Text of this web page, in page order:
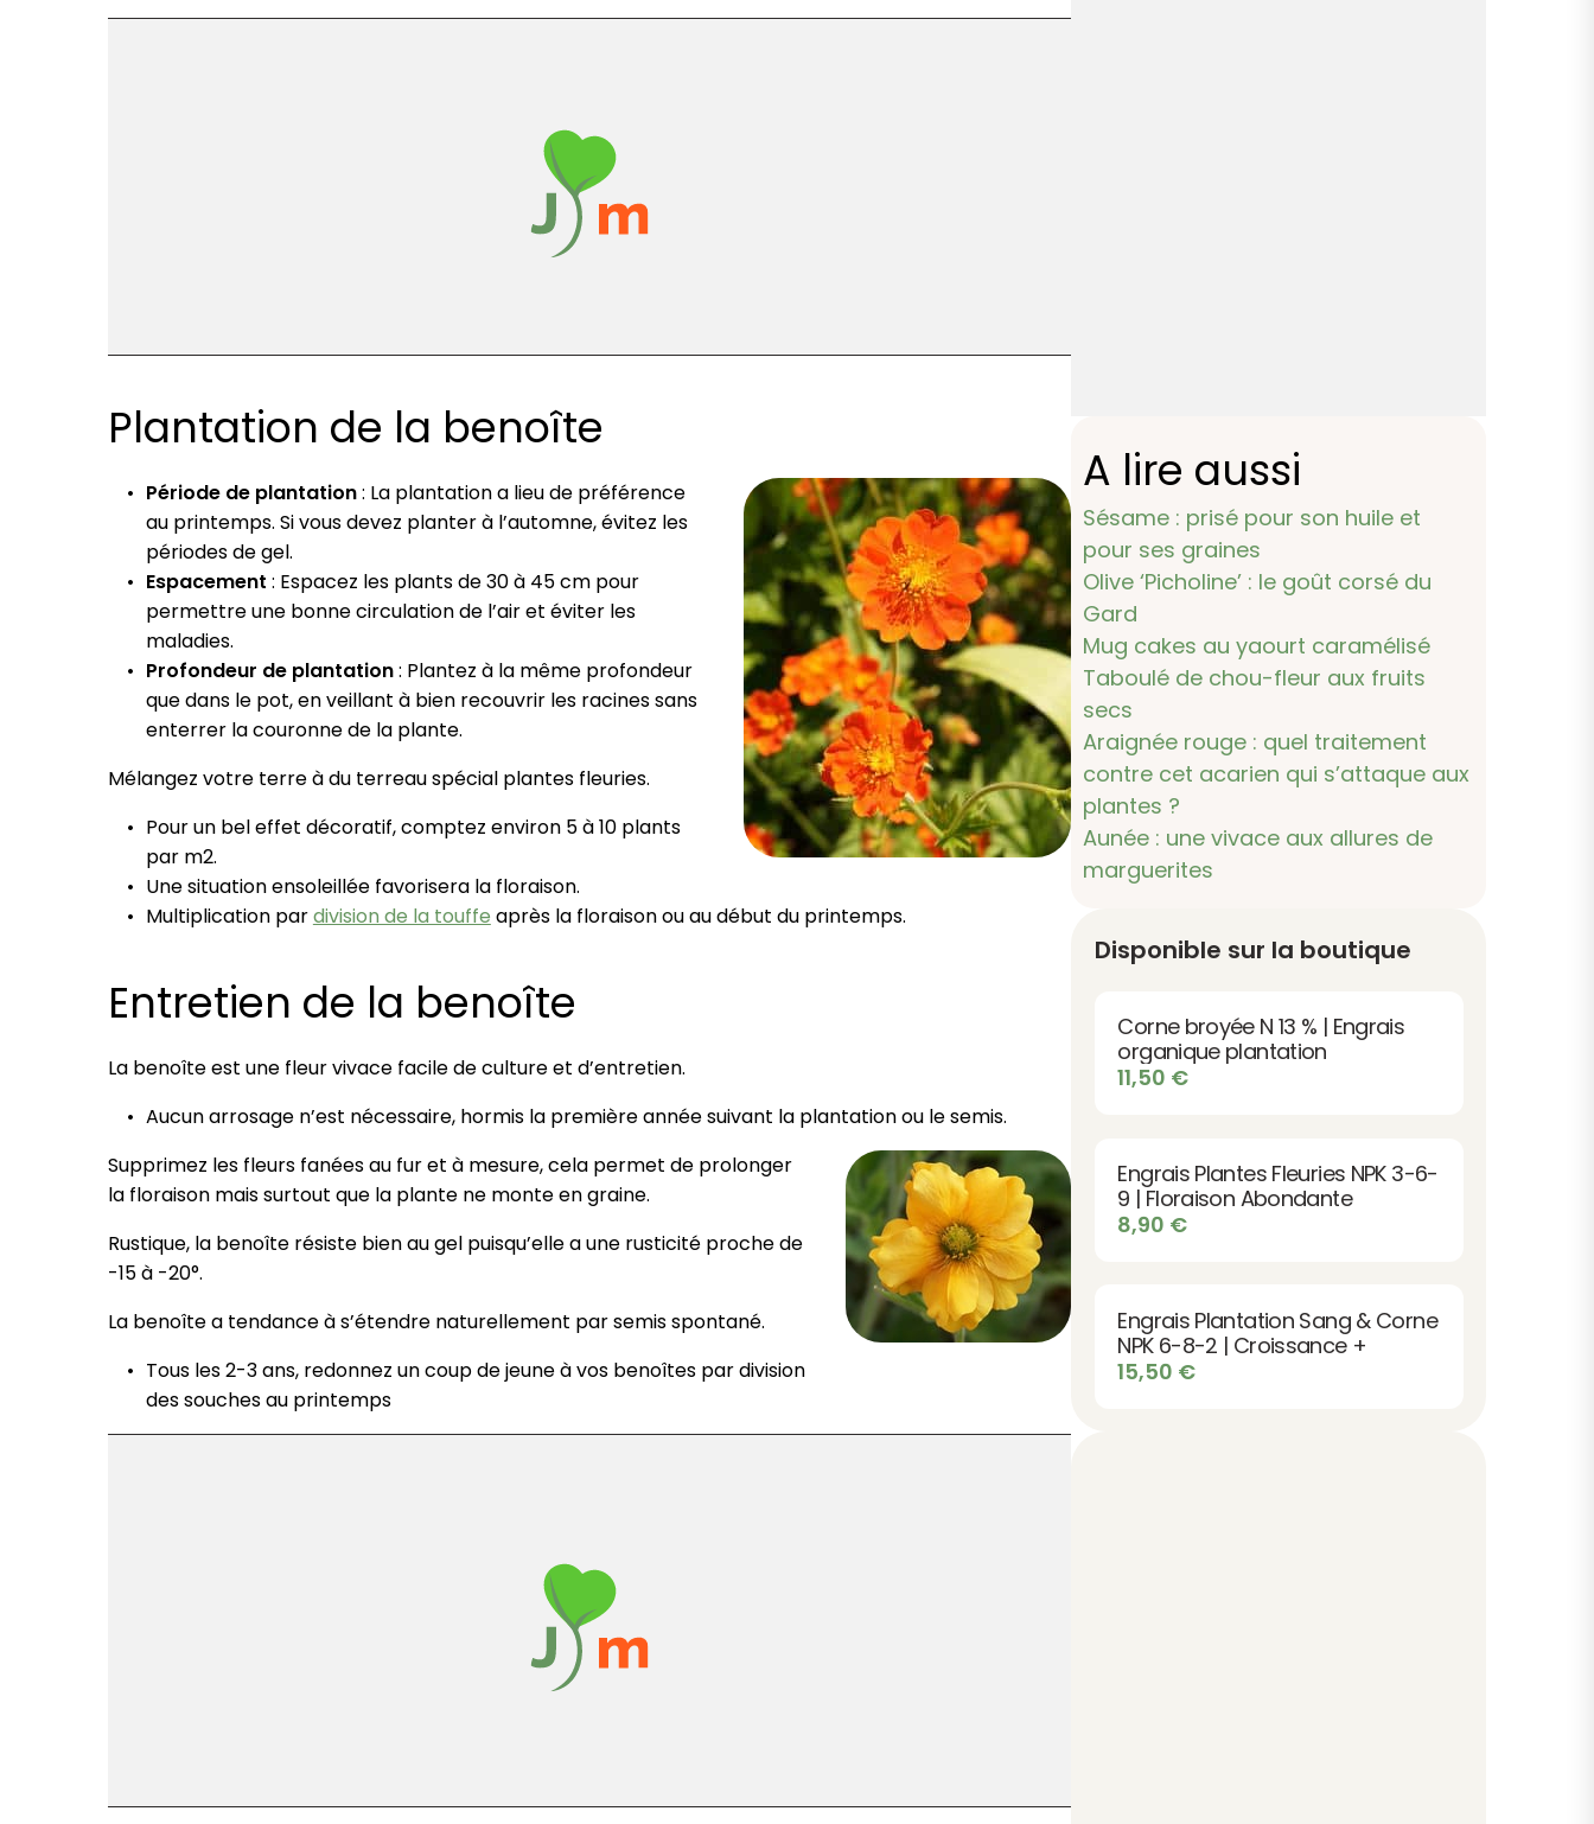
Plantation de la benoîte
Période de plantation: La plantation a lieu de préférence
au printemps. Si vous devez planter à l’automne, évitez les
périodes de gel.
Espacement : Espacez les plants de 30 à 45 cm pour
permettre une bonne circulation de l’air et éviter les
maladies.
Profondeur de plantation: Plantez à la même profondeur
que dans le pot, en veillant à bien recouvrir les racines sans
enterrer la couronne de la plante.
Mélangez votre terre à du terreau spécial plantes fleuries.
Pour un bel effet décoratif, comptez environ 5 à 10 plants
par m2.
Une situation ensoleillée favorisera la floraison.
Multiplication pardivision de la touffe après la floraison ou au début du printemps.
Entretien de la benoîte
La benoîte est une fleur vivace facile de culture et d’entretien.
Aucun arrosage n’est nécessaire, hormis la première année suivant la plantation ou le semis.
Supprimez les fleurs fanées au fur et à mesure, cela permet de prolonger
la floraison mais surtout que la plante ne monte en graine.
Rustique, la benoîte résiste bien au gel puisqu’elle a une rusticité proche de
-15 à -20°.
La benoîte a tendance à s’étendre naturellement par semis spontané.
Tous les 2-3 ans, redonnez un coup de jeune à vos benoîtes par division
des souches au printemps
A lire aussi
Sésame : prisé pour son huile et
pour ses graines
Olive ‘Picholine’ : le goût corsé du
Gard
Mug cakes au yaourt caramélisé
Taboulé de chou-fleur aux fruits
secs
Araignée rouge : quel traitement
contre cet acarien qui s’attaque aux
plantes ?
Aunée : une vivace aux allures de
marguerites
Disponible sur la boutique
Corne broyée N 13 % | Engrais
organique plantation
11,50 €
Engrais Plantes Fleuries NPK 3-6-
9 | Floraison Abondante
8,90 €
Engrais Plantation Sang & Corne
NPK 6-8-2 | Croissance +
15,50 €